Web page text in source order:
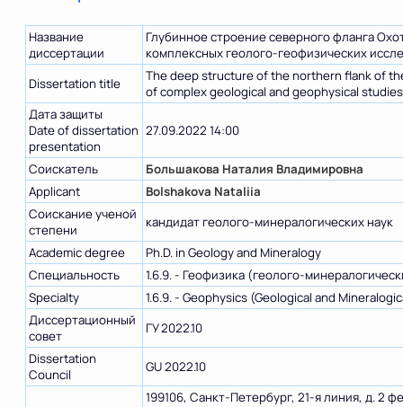
Название
диссертации
Глубинное строение северного фланга
комплексных геолого-геофизических
Dissertation title
The deep structure of the northern flank of
of complex geological and geophysical studies
Дата защиты
Date of dissertation
presentation
27.09.2022 14:00
Соискатель
Большакова Наталия Владимировна
Applicant
Bolshakova Nataliia
Соискание ученой
степени
кандидат геолого-минералогических наук
Academic degree
Ph.D. in Geology and Mineralogy
Специальность
1.6.9. - Геофизика (геолого-
Specialty
1.6.9. - Geophysics (Geological and
Диссертационный
совет
ГУ 2022.10
Dissertation
Council
GU 2022.10
199106, Санкт-Петербург, 21-я линия, д. 2